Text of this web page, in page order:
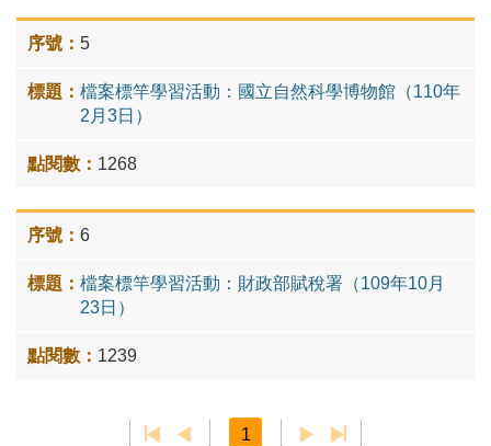
5
檔案標竿學習活動：國立自然科學博物館（110年
2月3日）
1268
6
檔案標竿學習活動：財政部賦稅署（109年10月
23日）
1239
1